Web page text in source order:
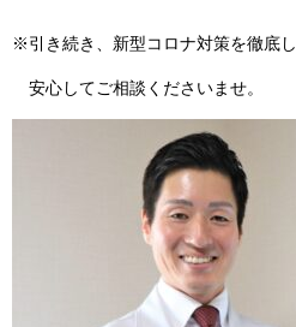
※引き続き、新型コロナ対策を徹底し
安心してご相談くださいませ。